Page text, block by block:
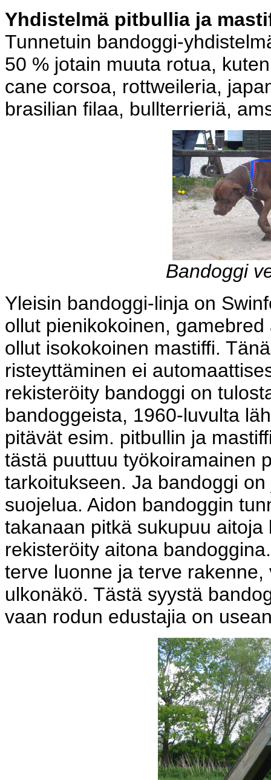
Yhdistelmä pitbullia ja
Tunnetuin bandoggi-
50 % jotain muuta rotua,
cane corsoa, rottweileria,
brasilian filaa, bullterrieriä,
Bandoggi
Yleisin bandoggi-linja on
ollut pienikokoinen,
ollut isokokoinen mastiffi.
risteyttäminen ei
rekisteröity bandoggi on
bandoggeista, 1960-luvulta
pitävät esim. pitbullin ja
tästä puuttuu työkoiramainen
tarkoitukseen. Ja bandoggi
suojelua. Aidon bandoggin
takanaan pitkä sukupuu
rekisteröity aitona
terve luonne ja terve
ulkonäkö. Tästä syystä
vaan rodun edustajia on